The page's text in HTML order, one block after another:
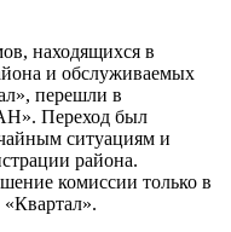
находящихся в
и обслуживаемых
перешли в
Переход был
ситуациям и
района.
комиссии только в